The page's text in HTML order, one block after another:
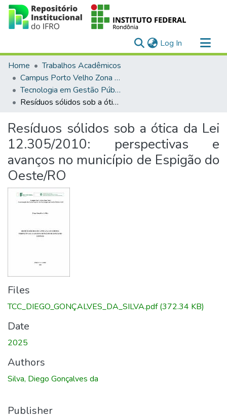
Log In (current)
Communities & Collections
All of DSpace
Statistics
Home
Trabalhos Acadêmicos
Campus Porto Velho Zona Norte
Tecnologia em Gestão Pública (EaD)
Resíduos sólidos sob a ótica da Lei 12.305/2010: perspectivas e avanços no município de Espigão do Oeste/RO
Resíduos sólidos sob a ótica da Lei
12.305/2010: perspectivas e
avanços no município de Espigão do
Oeste/RO
Files
TCC_DIEGO_GONÇALVES_DA_SILVA.pdf(372.34 KB)
Date
2025
Authors
Silva, Diego Gonçalves da
Publisher